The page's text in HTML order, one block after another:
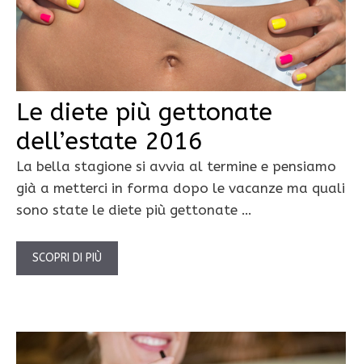
Le diete più gettonate
dell’estate 2016
La bella stagione si avvia al termine e pensiamo
già a metterci in forma dopo le vacanze ma quali
sono state le diete più gettonate …
SCOPRI DI PIÙ